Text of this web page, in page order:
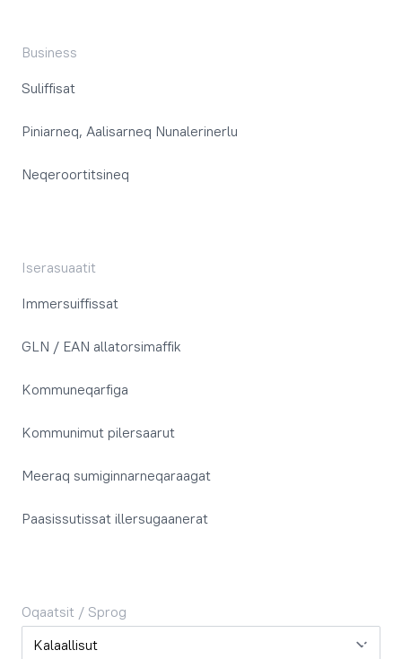
Business
Suliffisat
Piniarneq, Aalisarneq Nunalerinerlu
Neqeroortitsineq
Iserasuaatit
Immersuiffissat
GLN / EAN allatorsimaffik
Kommuneqarfiga
Kommunimut pilersaarut
Meeraq sumiginnarneqaraagat
Paasissutissat illersugaanerat
Oqaatsit / Sprog
Oqaatsit / Sprog